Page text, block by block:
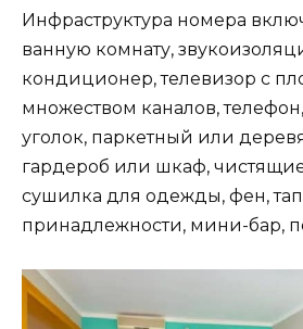
Инфраструктура номера
ванную комнату,
кондиционер, телевизор с
множеством каналов,
уголок, паркетный или
гардероб или шкаф,
сушилка для одежды, фен,
принадлежности, мини-бар,